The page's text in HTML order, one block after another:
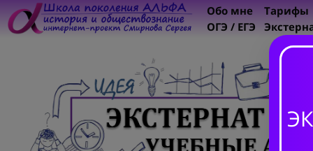
Обо мне
ОГЭ / ЕГЭ
Тарифы